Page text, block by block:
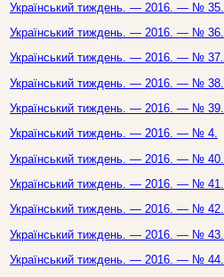
Український тиждень. — 2016. — № 35.
Український тиждень. — 2016. — № 36.
Український тиждень. — 2016. — № 37.
Український тиждень. — 2016. — № 38.
Український тиждень. — 2016. — № 39.
Український тиждень. — 2016. — № 4.
Український тиждень. — 2016. — № 40.
Український тиждень. — 2016. — № 41.
Український тиждень. — 2016. — № 42.
Український тиждень. — 2016. — № 43.
Український тиждень. — 2016. — № 44.